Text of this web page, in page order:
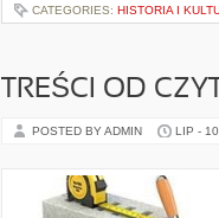
CATEGORIES: HISTORIA I
TREŚCI OD
POSTED BY ADMIN LIP -